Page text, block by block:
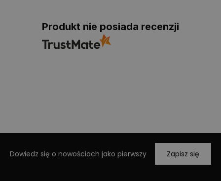
Produkt nie posiada recenzji
Dowiedz się o nowościach jako pierwszy Zapisz się